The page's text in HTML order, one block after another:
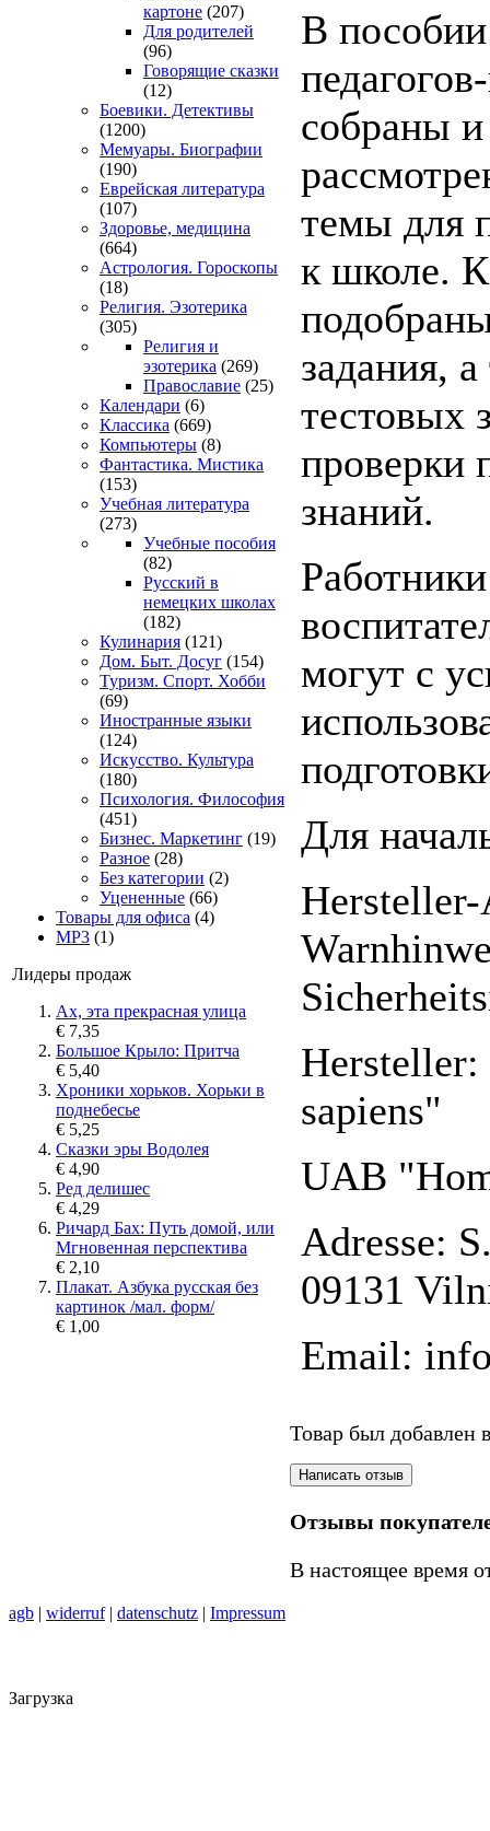
картоне (207)
Для родителей
(96)
Говорящие сказки
(12)
Боевики. Детективы
(1200)
Мемуары. Биографии
(190)
Еврейская литература
(107)
Здоровье, медицина
(664)
Астрология. Гороскопы
(18)
Религия. Эзотерика
(305)
Религия и
эзотерика (269)
Православие (25)
Календари (6)
Классика (669)
Компьютеры (8)
Фантастика. Мистика
(153)
Учебная литература
(273)
Учебные пособия
(82)
Русский в
немецких школах
(182)
Кулинария (121)
Дом. Быт. Досуг (154)
Туризм. Спорт. Хобби
(69)
Иностранные языки
(124)
Искусство. Культура
(180)
Психология. Философия
(451)
Бизнес. Маркетинг (19)
Разное (28)
Без категории (2)
Уцененные (66)
Товары для офиса (4)
MP3 (1)
Лидеры продаж
Ах, эта прекрасная улица
€ 7,35
Большое Крыло: Притча
€ 5,40
Хроники хорьков. Хорьки в
поднебесье
€ 5,25
Сказки эры Водолея
€ 4,90
Ред делишес
€ 4,29
Ричард Бах: Путь домой, или
Мгновенная перспектива
€ 2,10
Плакат. Азбука русская без
картинок /мал. форм/
€ 1,00
В
собраны и
темы для
к школе.
задания,
тестовых
проверки
знаний.
могут с
Для
Hersteller-
sapiens"
UAB
Adresse:
09131
Email:
Товар был добавлен
Отзывы
В настоящее время
agb | widerruf| datenschutz | Impressum
Загрузка